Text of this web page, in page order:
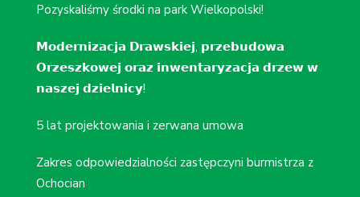
Pozyskaliśmy środki na park Wielkopolski!
𝗠𝗼𝗱𝗲𝗿𝗻𝗶𝘇𝗮𝗰𝗷𝗮 𝗗𝗿𝗮𝘄𝘀𝗸𝗶𝗲𝗷, 𝗽𝗿𝘇𝗲𝗯𝘂𝗱𝗼𝘄𝗮
𝗢𝗿𝘇𝗲𝘀𝘇𝗸𝗼𝘄𝗲𝗷 𝗼𝗿𝗮𝘇 𝗶𝗻𝘄𝗲𝗻𝘁𝗮𝗿𝘆𝘇𝗮𝗰𝗷𝗮 𝗱𝗿𝘇𝗲𝘄 𝘄
𝗻𝗮𝘀𝘇𝗲𝗷 𝗱𝘇𝗶𝗲𝗹𝗻𝗶𝗰𝘆!
5 lat projektowania i zerwana umowa
Zakres odpowiedzialności zastępczyni burmistrza z
Ochocian